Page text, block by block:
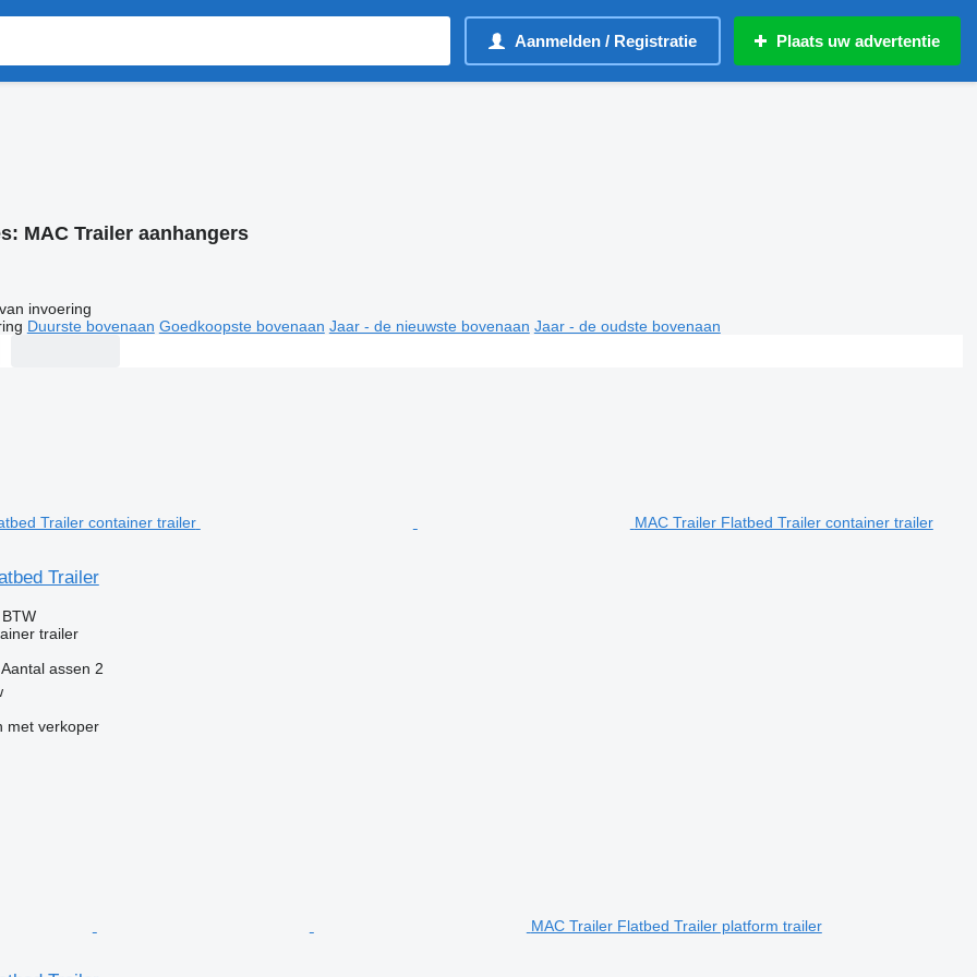
Aanmelden / Registratie Plaats uw advertentie
MAC Trailer aanhangers
invoering
Duurste bovenaan Goedkoopste bovenaan Jaar - de nieuwste bovenaan Jaar - de oudste bovenaan
MAC Trailer Flatbed Trailer container trailer
Trailer
trailer
Aantal assen 2
met verkoper
MAC Trailer Flatbed Trailer platform trailer